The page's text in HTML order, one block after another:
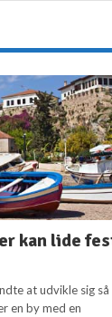
kan lide
at udvikle sig så
en by med en